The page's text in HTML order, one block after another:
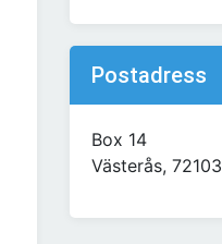
Postadress
Box 14
Västerås, 72103